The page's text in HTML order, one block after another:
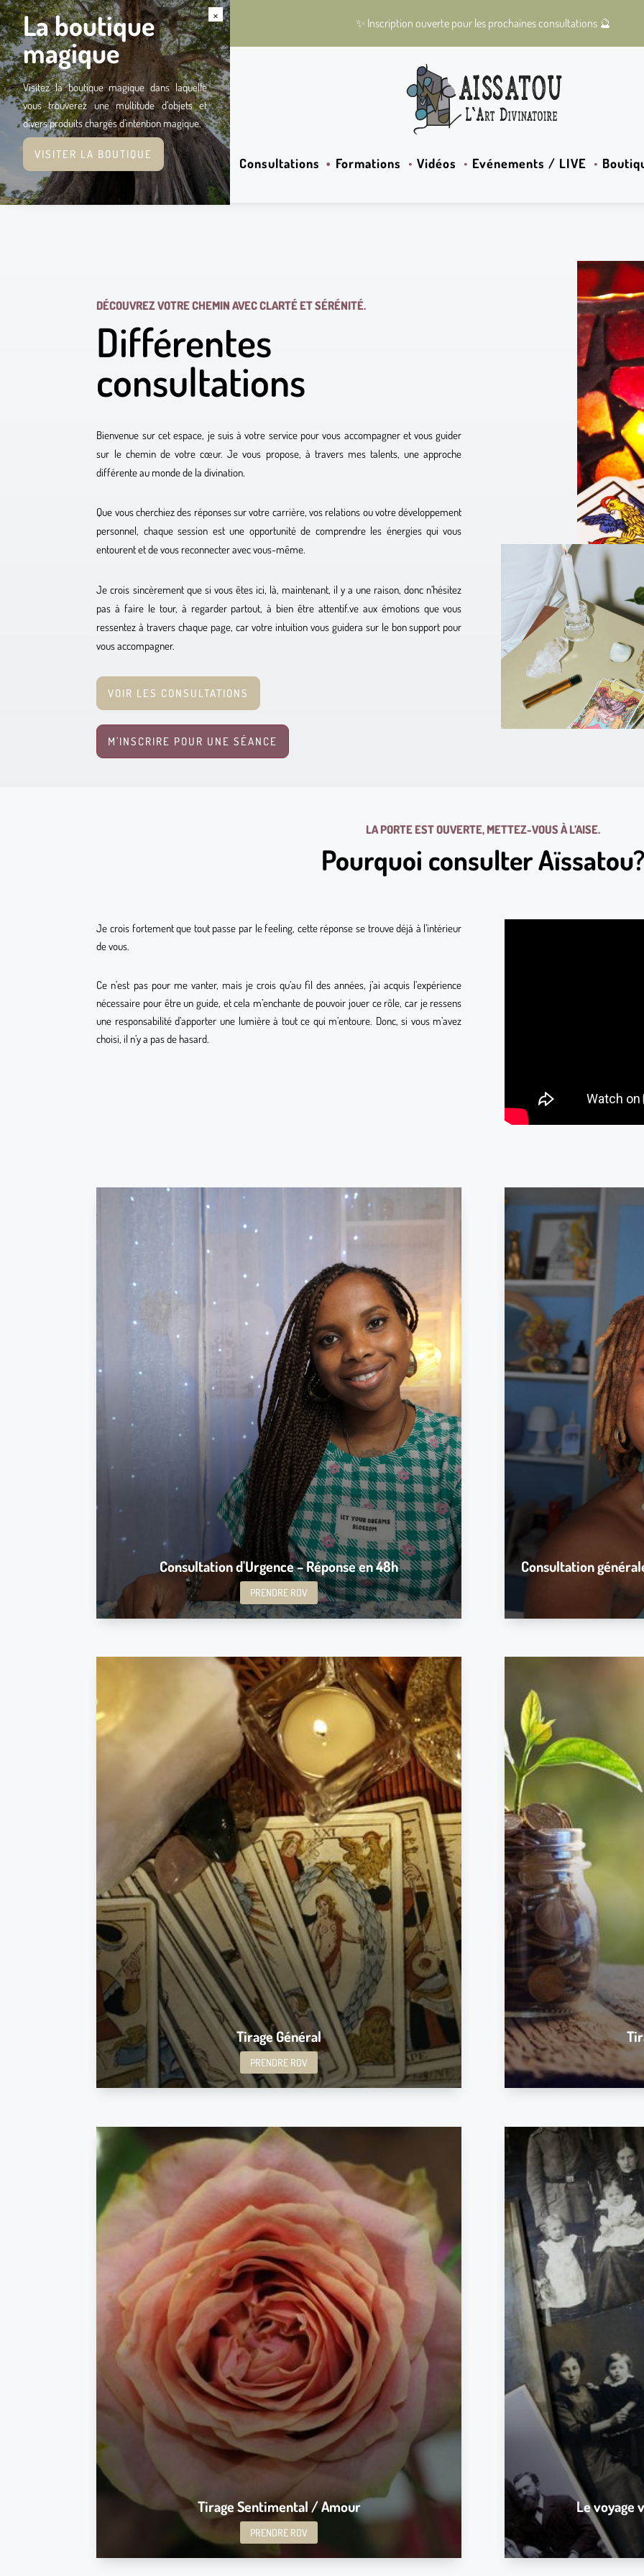
✨ Inscription ouverte pour les prochaines consultations 🔮
Consultations Formations Vidéos Evénements / LIVE
DÉCOUVREZ VOTRE CHEMIN AVEC CLARTÉ ET SÉRÉNITÉ.
Différentes
consultations
Bienvenue sur cet espace, je suis à votre service pour vous accompagner et vous guider
sur le chemin de votre cœur. Je vous propose, à travers mes talents, une approche
différente au monde de la divination.
Que vous cherchiez des réponses sur votre carrière, vos relations ou votre développement
personnel, chaque session est une opportunité de comprendre les énergies qui vous
entourent et de vous reconnecter avec vous-même.
Je crois sincèrement que si vous êtes ici, là, maintenant, il y a une raison, donc n’hésitez
pas à faire le tour, à regarder partout, à bien être attentif.ve aux émotions que vous
ressentez à travers chaque page, car votre intuition vous guidera sur le bon support pour
vous accompagner.
VOIR LES CONSULTATIONS
M'INSCRIRE POUR UNE SÉANCE
LA PORTE EST OUVERTE, METTEZ-VOUS À L’AISE.
Pourquoi consulter
Je crois fortement que tout passe par le feeling, cette réponse se trouve déjà à l’intérieur
de vous.
Ce n’est pas pour me vanter, mais je crois qu’au fil des années, j’ai acquis l’expérience
nécessaire pour être un guide, et cela m’enchante de pouvoir jouer ce rôle, car je ressens
une responsabilité d’apporter une lumière à tout ce qui m’entoure. Donc, si vous m’avez
choisi, il n’y a pas de hasard.
Consultation d'Urgence – Réponse en 48h
PRENDRE RDV
Plusieurs méthodes de divinations sont possibles, Lecture
de sable & cowrie, tirage de charme, lecture de café,
lecture de flamme, avec tarot & oracle.
Il vous suffit de m’indiquer le type de Consultation, que vous voulez
Les thèmes sont : Sentimental, Travail, Santé, Finance, Guidance spirituelle, Autres.
La consultation générale est une vidéo enregistrer répondant à toutes vos
questions.
J’aurai besoin d’informations : date de naissance, une photo de vous ou de la
personne concernée, votre nom et prénom complet ainsi que toutes vos questions
pour un maximum de précisions. Après validation de votre commande merci de
m’envoyer toutes les informations a :
contact@aissatouartdivinatoire.fr
Je vous indiquerai une date de livraison 48h suite à votre commande
Prendre RDV
Consultation
Plusieurs
Il vous suffit de
Les thèmes sont :
La consultation
J’aurai besoin
personne concernée, votre
pour un maximum de
Tirage Général
PRENDRE RDV
Tirage Général
Répond à toutes vos questions relatives a votre vie
La vidéo est uniquement enregistrée, puis envoyée à l’heure choisie
Prendre RDV
Votre cheminement de
La vidéo est
Tirage Sentimental / Amour
PRENDRE RDV
Toutes questions relatives à votre vie sentimentale.
La personne en question, qui est-il ou elle ? Comment il ou elle vous voit ? Ses
intentions, s’agit-il d’une relation karmique / Flamme jumelle / Âme sœur ?
Quelle évolution dans votre vie sentimentale, nouvelle rencontre, passé, présent,
futur. Guidance au niveau sentimental.
La vidéo est uniquement enregistrée, puis envoyée à l’heure choisie : 40min
Prendre RDV
Le voyage
Je vous
comprendre vos
Comprendre votre histoire
C’est une expertise qui
communiquer de leur
Cette analyse
Comprendre leurs
vécu
Quel type de personne était
leurs messages. Identifier
Apport des éléments de
3 photos de famille si
familles,
La vidéo est
Vous recevrez
×
La boutique
magique
Visitez la boutique magique dans laquelle
vous trouverez une multitude d’objets et
divers produits chargés d’intention magique.
VISITER LA BOUTIQUE